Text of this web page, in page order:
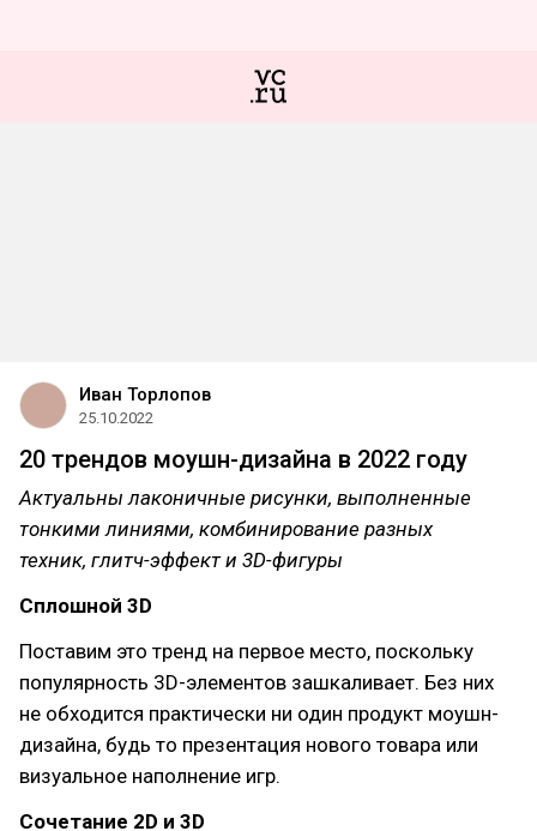
Иван Торлопов
25.10.2022
20 трендов моушн-дизайна в 2022 году
Актуальны лаконичные рисунки, выполненные
тонкими линиями, комбинирование разных
техник, глитч-эффект и 3D-фигуры
Сплошной 3D
Поставим это тренд на первое место, поскольку
популярность 3D-элементов зашкаливает. Без них
не обходится практически ни один продукт моушн-
дизайна, будь то презентация нового товара или
визуальное наполнение игр.
Сочетание 2D и 3D